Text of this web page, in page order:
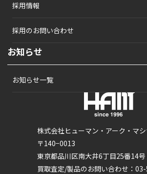
株式会社ヒューマン・アーク・マ
〒140−0013
東京都品川区南大井6丁目25番14号
買取査定/製品のお問い合わせ：
採用情報
採用のお問い合わせ
お知らせ
お知らせ一覧